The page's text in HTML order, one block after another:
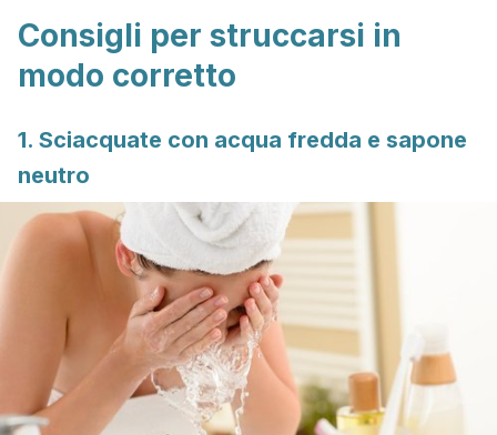
Consigli per struccarsi in
modo corretto
1. Sciacquate con acqua fredda e sapone
neutro